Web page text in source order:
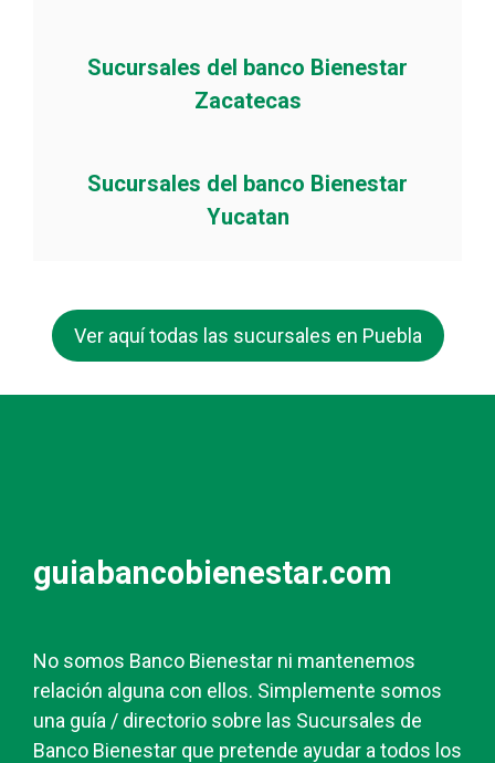
Sucursales del banco Bienestar
Zacatecas
Sucursales del banco Bienestar
Yucatan
Ver aquí todas las sucursales en Puebla
guiabancobienestar.com
No somos Banco Bienestar ni mantenemos
relación alguna con ellos. Simplemente somos
una guía / directorio sobre las Sucursales de
Banco Bienestar que pretende ayudar a todos los